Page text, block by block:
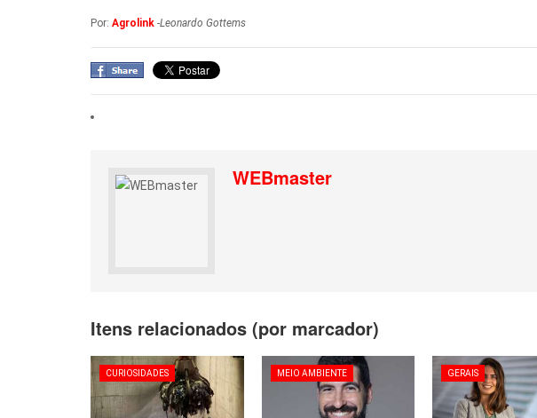
Por: Agrolink -Leonardo Gottems
WEBmaster
Itens relacionados (por marcador)
CURIOSIDADES MEIO AMBIENTE GERAIS